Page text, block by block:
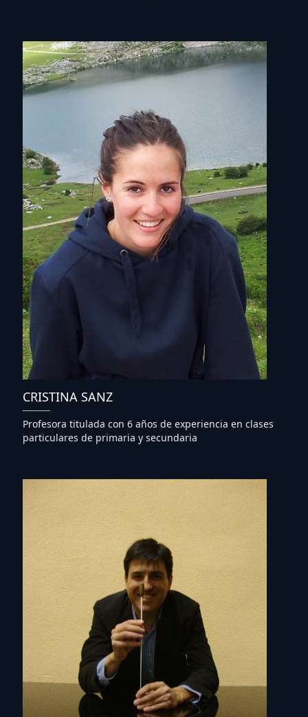
CRISTINA SANZ
Profesora titulada con 6 años de experiencia en clases
particulares de primaria y secundaria